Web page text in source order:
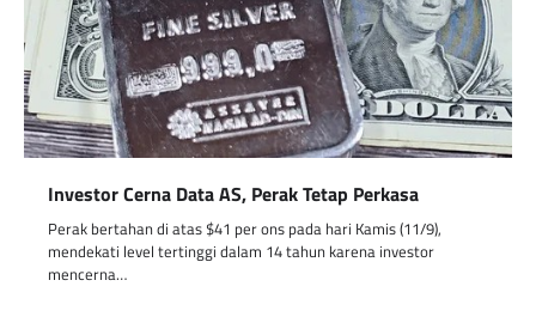
Investor Cerna Data AS, Perak Tetap Perkasa
Perak bertahan di atas $41 per ons pada hari Kamis (11/9),
mendekati level tertinggi dalam 14 tahun karena investor
mencerna…